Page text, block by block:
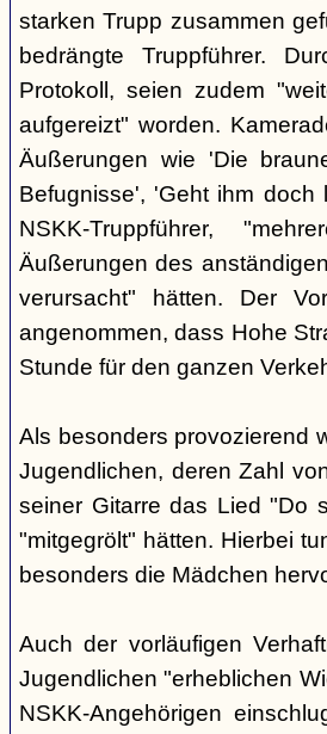
starken Trupp zusammen
bedrängte Truppführer.
Protokoll, seien zudem
aufgereizt" worden.
Äußerungen wie 'Die
Befugnisse', 'Geht ihm
NSKK-Truppführer,
Äußerungen des
verursacht" hätten. Der
angenommen, dass Hohe
Stunde für den ganzen
Als besonders provozierend
Jugendlichen, deren Zahl
seiner Gitarre das Lied "Do
"mitgegrölt" hätten. Hierbei
besonders die Mädchen
Auch der vorläufigen
Jugendlichen "erheblichen
NSKK-Angehörigen